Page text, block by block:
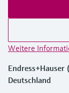
Weitere
Endress+Hauser
Deutschland